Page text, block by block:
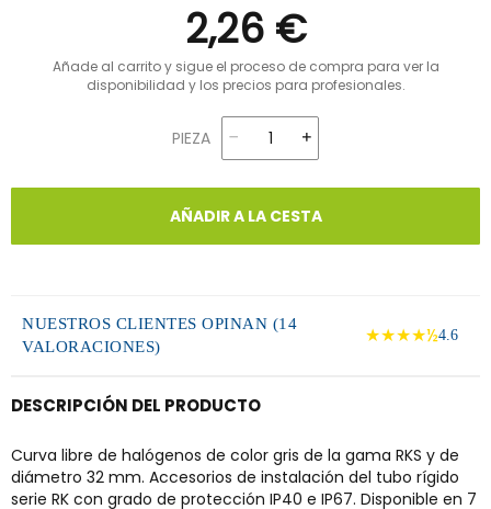
2,26 €
Añade al carrito y sigue el proceso de compra para ver la
disponibilidad y los precios para profesionales.
PIEZA
AÑADIR A LA CESTA
NUESTROS CLIENTES OPINAN (14
VALORACIONES)
★★★★½4.6
DESCRIPCIÓN DEL PRODUCTO
Curva libre de halógenos de color gris de la gama RKS y de
diámetro 32 mm. Accesorios de instalación del tubo rígido
serie RK con grado de protección IP40 e IP67. Disponible en 7